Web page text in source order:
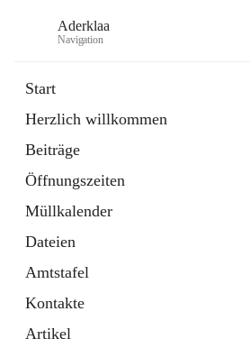
Aderklaa
Navigation
Start
Herzlich willkommen
Beiträge
Öffnungszeiten
Müllkalender
Dateien
Amtstafel
Kontakte
Artikel
6 Schnellzugriffe
Gemeinde
3 Schnellzugriffe